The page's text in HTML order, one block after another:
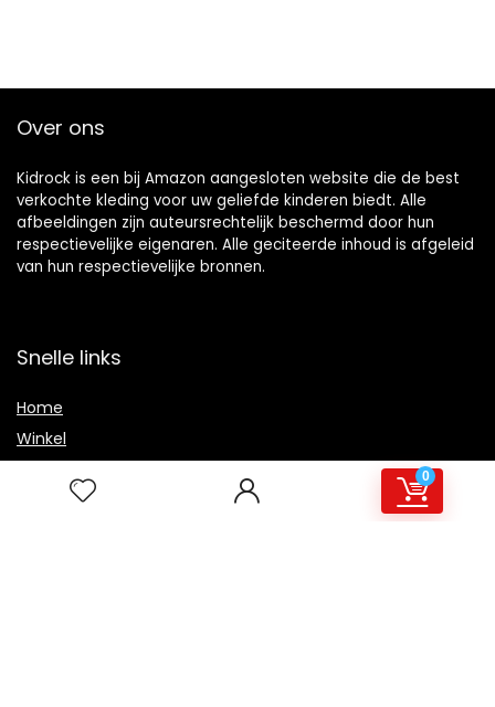
0
Over ons
Kidrock is een bij Amazon aangesloten website die de best
verkochte kleding voor uw geliefde kinderen biedt. Alle
afbeeldingen zijn auteursrechtelijk beschermd door hun
respectievelijke eigenaren. Alle geciteerde inhoud is afgeleid
van hun respectievelijke bronnen.
Snelle links
Home
Winkel
Overzicht